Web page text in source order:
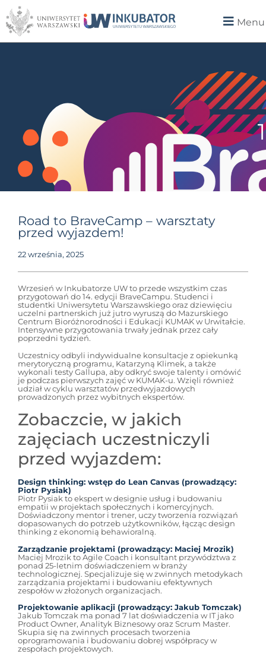
Menu
Road to BraveCamp – warsztaty
przed wyjazdem!
22 września, 2025
Wrzesień w Inkubatorze UW to przede wszystkim czas
przygotowań do 14. edycji BraveCampu. Studenci i
studentki Uniwersytetu Warszawskiego oraz dziewięciu
uczelni partnerskich już jutro wyruszą do Mazurskiego
Centrum Bioróżnorodności i Edukacji KUMAK w Urwitałcie.
Intensywne przygotowania trwały jednak przez cały
poprzedni tydzień.
Uczestnicy odbyli indywidualne konsultacje z opiekunką
merytoryczną programu, Katarzyną Klimek, a także
wykonali testy Gallupa, aby odkryć swoje talenty i omówić
je podczas pierwszych zajęć w KUMAK-u. Wzięli również
udział w cyklu warsztatów przedwyjazdowych
prowadzonych przez wybitnych ekspertów.
Zobaczcie, w jakich
zajęciach uczestniczyli
przed wyjazdem:
Design thinking: wstęp do Lean Canvas (prowadzący:
Piotr Pysiak)
Piotr Pysiak to ekspert w designie usług i budowaniu
empatii w projektach społecznych i komercyjnych.
Doświadczony mentor i trener, uczy tworzenia rozwiązań
dopasowanych do potrzeb użytkowników, łącząc design
thinking z ekonomią behawioralną.
Zarządzanie projektami (prowadzący: Maciej Mrozik)
Maciej Mrozik to Agile Coach i konsultant przywództwa z
ponad 25-letnim doświadczeniem w branży
technologicznej. Specjalizuje się w zwinnych metodykach
zarządzania projektami i budowaniu efektywnych
zespołów w złożonych organizacjach.
Projektowanie aplikacji (prowadzący: Jakub Tomczak)
Jakub Tomczak ma ponad 7 lat doświadczenia w IT jako
Product Owner, Analityk Biznesowy oraz Scrum Master.
Skupia się na zwinnych procesach tworzenia
oprogramowania i budowaniu dobrej współpracy w
zespołach projektowych.